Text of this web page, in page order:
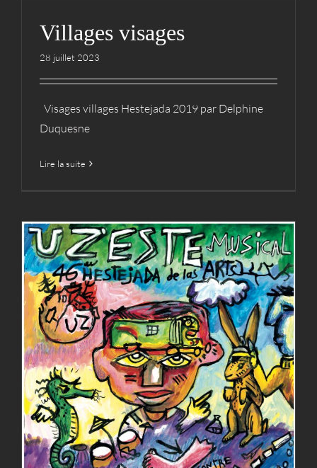
Villages visages
28 juillet 2023
Visages villages Hestejada 2019 par Delphine
Duquesne
Lire la suite
46ème Hestejada de las
arts